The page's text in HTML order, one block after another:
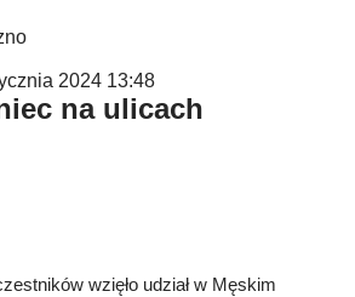
2024 13:48
na ulicach
wzięło udział w Męskim